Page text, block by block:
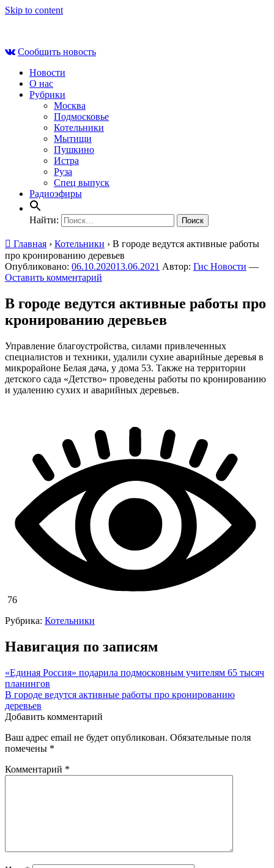
Skip to content
Сообщить новость
Новости
О нас
Рубрики
Москва
Подмосковье
Котельники
Мытищи
Пушкино
Истра
Руза
Спец выпуск
Радиоэфиры
Найти:
Главная › Котельники › В городе ведутся активные работы
про кронированию деревьев
Опубликовано: 06.10.202013.06.2021 Автор: Гис Новости —
Оставить комментарий
В городе ведутся активные работы про
кронированию деревьев
Управление благоустройства, силами привлеченных
специалистов и техники, удалили сухие аварийные деревья в
микрорайоне Белая дача, у дома 53. Также на территории
детского сада «Детство» проведены работы по кронированию
и удалению сухих и аварийных деревьев.
76
Рубрика: Котельники
Навигация по записям
«Единая Россия» подарила подмосковным учителям 65 тысяч
планингов
В городе ведутся активные работы про кронированию
деревьев
Добавить комментарий
Ваш адрес email не будет опубликован. Обязательные поля
помечены *
Комментарий *